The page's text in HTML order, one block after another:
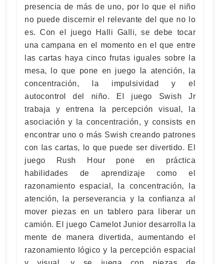
presencia de más de uno, por lo que el niño
no puede discernir el relevante del que no lo
es. Con el juego Halli Galli, se debe tocar
una campana en el momento en el que entre
las cartas haya cinco frutas iguales sobre la
mesa, lo que pone en juego la atención, la
concentración, la impulsividad y el
autocontrol del niño. El juego Swish Jr
trabaja y entrena la percepción visual, la
asociación y la concentración, y consists en
encontrar uno o más Swish creando patrones
con las cartas, lo que puede ser divertido. El
juego Rush Hour pone en práctica
habilidades de aprendizaje como el
razonamiento espacial, la concentración, la
atención, la perseverancia y la confianza al
mover piezas en un tablero para liberar un
camión. El juego Camelot Junior desarrolla la
mente de manera divertida, aumentando el
razonamiento lógico y la percepción espacial